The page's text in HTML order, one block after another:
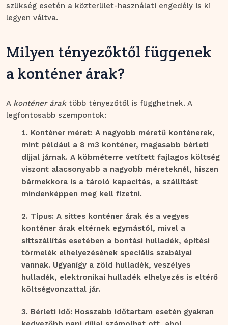
szükség esetén a közterület-használati engedély is ki
legyen váltva.
Milyen tényezőktől függenek
a konténer árak?
A konténer áraktöbb tényezőtől is függhetnek. A
legfontosabb szempontok:
Konténer méret: A nagyobb méretű konténerek,
mint például a 8 m3 konténer, magasabb bérleti
díjjal járnak. A köbméterre vetített fajlagos költség
viszont alacsonyabb a nagyobb méreteknél, hiszen
bármekkora is a tároló kapacitás, a szállítást
mindenképpen meg kell fizetni.
Típus: A sittes konténer árak és a vegyes
konténer árak eltérnek egymástól, mivel a
sittszállítás esetében a bontási hulladék, építési
törmelék elhelyezésének speciális szabályai
vannak. Ugyanígy a zöld hulladék, veszélyes
hulladék, elektronikai hulladék elhelyezés is eltérő
költségvonzattal jár.
Bérleti idő: Hosszabb időtartam esetén gyakran